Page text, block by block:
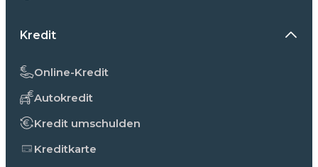
Kredit
Online-Kredit
Autokredit
Kredit umschulden
Kreditkarte